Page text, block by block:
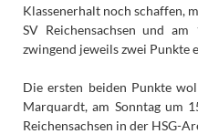
Klassenerhalt noch schaffen,
SV Reichensachsen und
zwingend jeweils zwei Punkte
Die ersten beiden Punkte
Marquardt, am Sonntag um
Reichensachsen in der HSG-